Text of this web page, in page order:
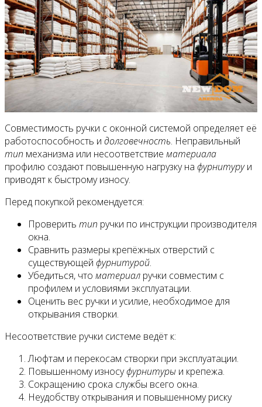
Совместимость ручки с оконной системой определяет её
работоспособность и долговечность. Неправильный
тип механизма или несоответствие материала
профилю создают повышенную нагрузку на фурнитуруи
приводят к быстрому износу.
Перед покупкой рекомендуется:
Проверить тип ручки по инструкции производителя
окна.
Сравнить размеры крепёжных отверстий с
существующей фурнитурой.
Убедиться, что материал ручки совместим с
профилем и условиями эксплуатации.
Оценить вес ручки и усилие, необходимое для
открывания створки.
Несоответствие ручки системе ведёт к:
Люфтам и перекосам створки при эксплуатации.
Повышенному износуфурнитуры и крепежа.
Сокращению срока службы всего окна.
Неудобству открывания и повышенному риску